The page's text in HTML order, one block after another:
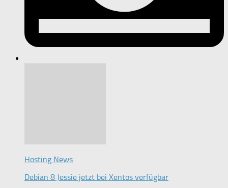
Hosting News
Debian 8 Jessie jetzt bei Xentos verfügbar